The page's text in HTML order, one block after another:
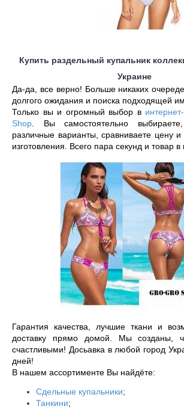
Купить раздельный купальник
Украине
Да-да, все верно! Больше никаких
долгого ожидания и поиска подходящей
Только вы и огромный выбор в
Shop. Вы самостоятельно выбираете,
различные варианты, сравниваете цену и
изготовления. Всего пара секунд и товар
Гарантия качества, лучшие ткани и
доставку прямо домой. Мы созданы,
счастливыми! Досьавка в любой город
дней!
В нашем ассортименте Вы найдёте:
Сдельные купальники;
Танкини;